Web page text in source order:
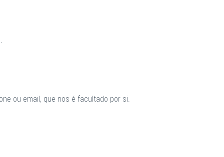
ou email, que nos é facultado por si.